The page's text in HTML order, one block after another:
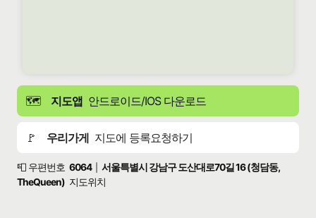
🗺️ 지도앱 안드로이드/IOS 다운로드
🚩 우리가게 지도에 등록요청하기
📮 우편번호 6064
서울특별시 강남구 도산대로70길 16 (청담동,
TheQueen) 지도위치